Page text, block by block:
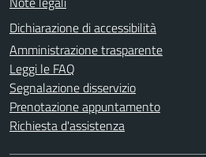
Dichiarazione di accessibilità
Amministrazione trasparente
Leggi le FAQ
Segnalazione disservizio
Prenotazione appuntamento
Richiesta d'assistenza